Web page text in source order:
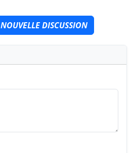
NOUVELLE DISCUSSION